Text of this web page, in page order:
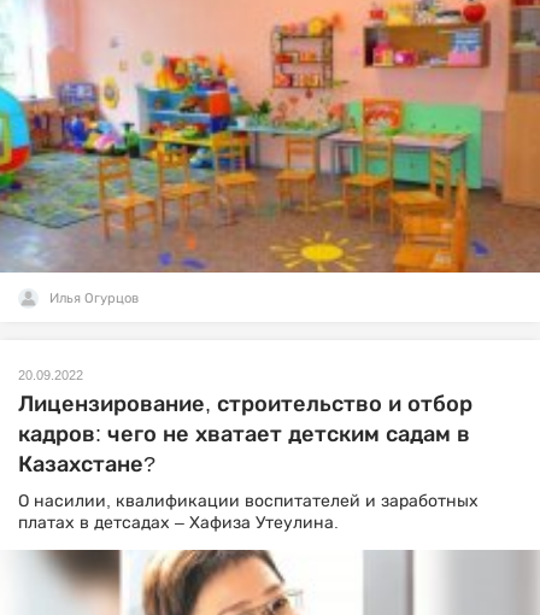
Илья Огурцов
20.09.2022
Лицензирование, строительство и отбор
кадров: чего не хватает детским садам в
Казахстане?
О насилии, квалификации воспитателей и заработных
платах в детсадах – Хафиза Утеулина.